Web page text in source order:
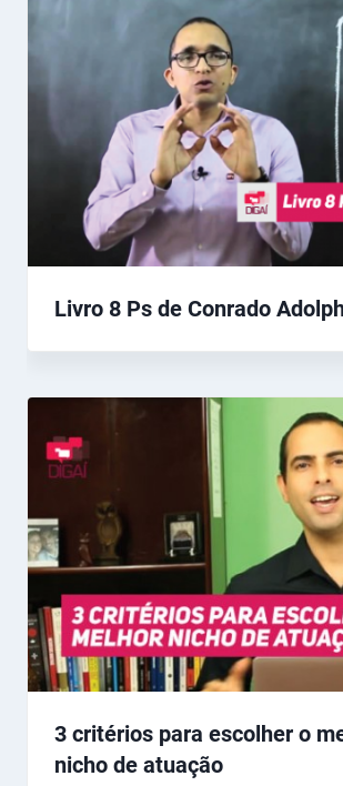
Livro 8 Ps de Conrado
3 critérios para escolher o
nicho de atuação